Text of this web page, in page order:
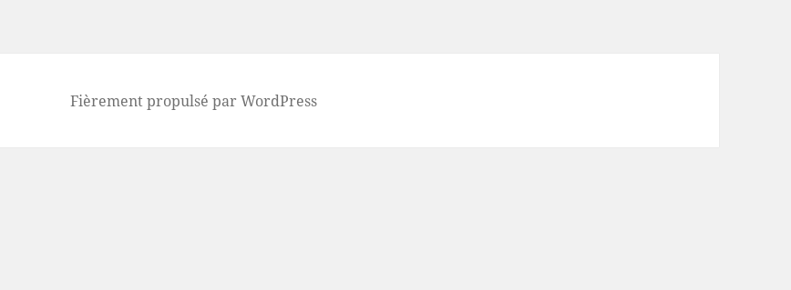
Fièrement propulsé par WordPress